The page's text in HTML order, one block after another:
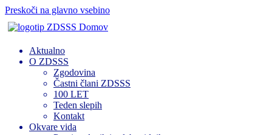
Preskoči na glavno vsebino
Domov
Aktualno
O ZDSSS
Zgodovina
Častni člani ZDSSS
100 LET
Teden slepih
Kontakt
Okvare vida